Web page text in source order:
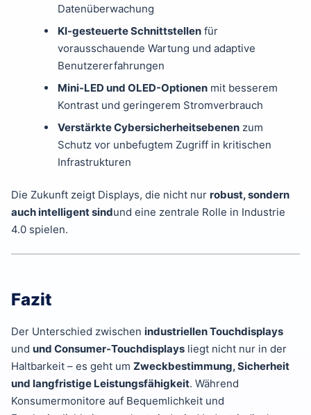
Datenüberwachung
KI-gesteuerte Schnittstellen für
vorausschauende Wartung und adaptive
Benutzererfahrungen
Mini-LED und OLED-Optionen mit besserem
Kontrast und geringerem Stromverbrauch
Verstärkte Cybersicherheitsebenen zum
Schutz vor unbefugtem Zugriff in kritischen
Infrastrukturen
Die Zukunft zeigt Displays, die nicht nur robust, sondern
auch intelligent sindund eine zentrale Rolle in Industrie
4.0 spielen.
Fazit
Der Unterschied zwischen industriellen Touchdisplays
und und Consumer-Touchdisplays liegt nicht nur in der
Haltbarkeit – es geht um Zweckbestimmung, Sicherheit
und langfristige Leistungsfähigkeit. Während
Konsumermonitore auf Bequemlichkeit und